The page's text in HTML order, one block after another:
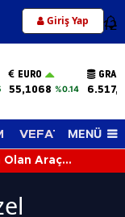
Giriş Yap 12
EURO
55,1068 %0.14
VEFAT EDENLER
MENÜ
Olan Araç